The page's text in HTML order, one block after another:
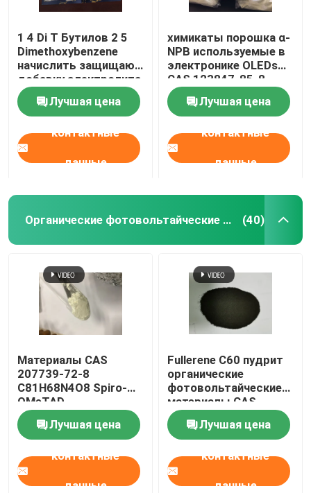
1 4 Di T Бутилов 2 5
Dimethoxybenzene
начислить защищают
добавку электролита
Лучшая цена
контактные
данные
химикаты порошка α-
NPB используемые в
электронике OLEDs
CAS 123847-85-8
Лучшая цена
контактные
данные
Органические фотовольтайческие материалы (40)
Материалы CAS
207739-72-8
C81H68N4O8 Spiro-
OMeTAD
органические
фотовольтайческие
Лучшая цена
контактные
данные
Fullerene C60 пудрит
органические
фотовольтайческие
материалы CAS
99685-96-8
Лучшая цена
контактные
данные